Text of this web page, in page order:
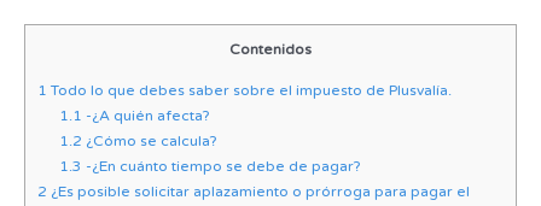
Contenidos
1 Todo lo que debes saber sobre el impuesto de Plusvalía.
1.1 -¿A quién afecta?
1.2 ¿Cómo se calcula?
1.3 -¿En cuánto tiempo se debe de pagar?
2 ¿Es posible solicitar aplazamiento o prórroga para pagar el